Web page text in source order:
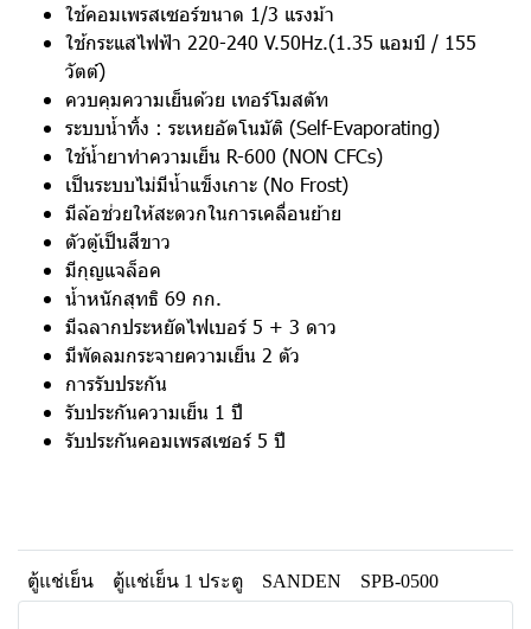
ใช้คอมเพรสเซอร์ขนาด 1/3 แรงม้า
ใช้กระแสไฟฟ้า 220-240 V.50Hz.(1.35 แอมป์ / 155
วัตต์)
ควบคุมความเย็นด้วย เทอร์โมสตัท
ระบบน้ำทิ้ง : ระเหยอัตโนมัติ (Self-Evaporating)
ใช้น้ำยาทำความเย็น R-600 (NON CFCs)
เป็นระบบไม่มีน้ำแข็งเกาะ (No Frost)
มีล้อช่วยให้สะดวกในการเคลื่อนย้าย
ตัวตู้เป็นสีขาว
มีกุญแจล็อค
น้ำหนักสุทธิ 69 กก.
มีฉลากประหยัดไฟเบอร์ 5 + 3 ดาว
มีพัดลมกระจายความเย็น 2 ตัว
การรับประกัน
รับประกันความเย็น 1 ปี
รับประกันคอมเพรสเซอร์ 5 ปี
ตู้แช่เย็น ตู้แช่เย็น 1 ประตู SANDEN SPB-0500